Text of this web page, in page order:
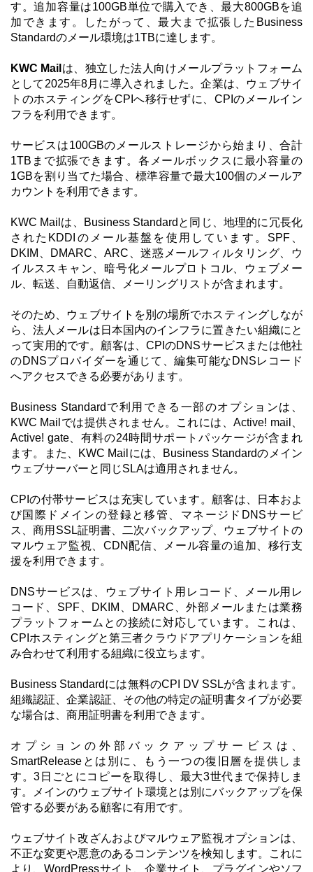
す。追加容量は100GB単位で購入でき、最大800GBを追
加できます。したがって、最大まで拡張したBusiness
Standardのメール環境は1TBに達します。
KWC Mail は、独立した法人向けメールプラットフォーム
として2025年8月に導入されました。企業は、ウェブサイ
トのホスティングをCPIへ移行せずに、CPIのメールイン
フラを利用できます。
サービスは100GBのメールストレージから始まり、合計
1TBまで拡張できます。各メールボックスに最小容量の
1GBを割り当てた場合、標準容量で最大100個のメールア
カウントを利用できます。
KWC Mailは、Business Standardと同じ、地理的に冗長化
されたKDDIのメール基盤を使用しています。SPF、
DKIM、DMARC、ARC、迷惑メールフィルタリング、ウ
イルススキャン、暗号化メールプロトコル、ウェブメー
ル、転送、自動返信、メーリングリストが含まれます。
そのため、ウェブサイトを別の場所でホスティングしなが
ら、法人メールは日本国内のインフラに置きたい組織にと
って実用的です。顧客は、CPIのDNSサービスまたは他社
のDNSプロバイダーを通じて、編集可能なDNSレコード
へアクセスできる必要があります。
Business Standardで利用できる一部のオプションは、
KWC Mailでは提供されません。これには、Active! mail、
Active! gate、有料の24時間サポートパッケージが含まれ
ます。また、KWC Mailには、Business Standardのメイン
ウェブサーバーと同じSLAは適用されません。
CPIの付帯サービスは充実しています。顧客は、日本およ
び国際ドメインの登録と移管、マネージドDNSサービ
ス、商用SSL証明書、二次バックアップ、ウェブサイトの
マルウェア監視、CDN配信、メール容量の追加、移行支
援を利用できます。
DNSサービスは、ウェブサイト用レコード、メール用レ
コード、SPF、DKIM、DMARC、外部メールまたは業務
プラットフォームとの接続に対応しています。これは、
CPIホスティングと第三者クラウドアプリケーションを組
み合わせて利用する組織に役立ちます。
Business Standardには無料のCPI DV SSLが含まれます。
組織認証、企業認証、その他の特定の証明書タイプが必要
な場合は、商用証明書を利用できます。
オプションの外部バックアップサービスは、
SmartReleaseとは別に、もう一つの復旧層を提供しま
す。3日ごとにコピーを取得し、最大3世代まで保持しま
す。メインのウェブサイト環境とは別にバックアップを保
管する必要がある顧客に有用です。
ウェブサイト改ざんおよびマルウェア監視オプションは、
不正な変更や悪意のあるコンテンツを検知します。これに
より、WordPressサイト、企業サイト、プラグインやソフ